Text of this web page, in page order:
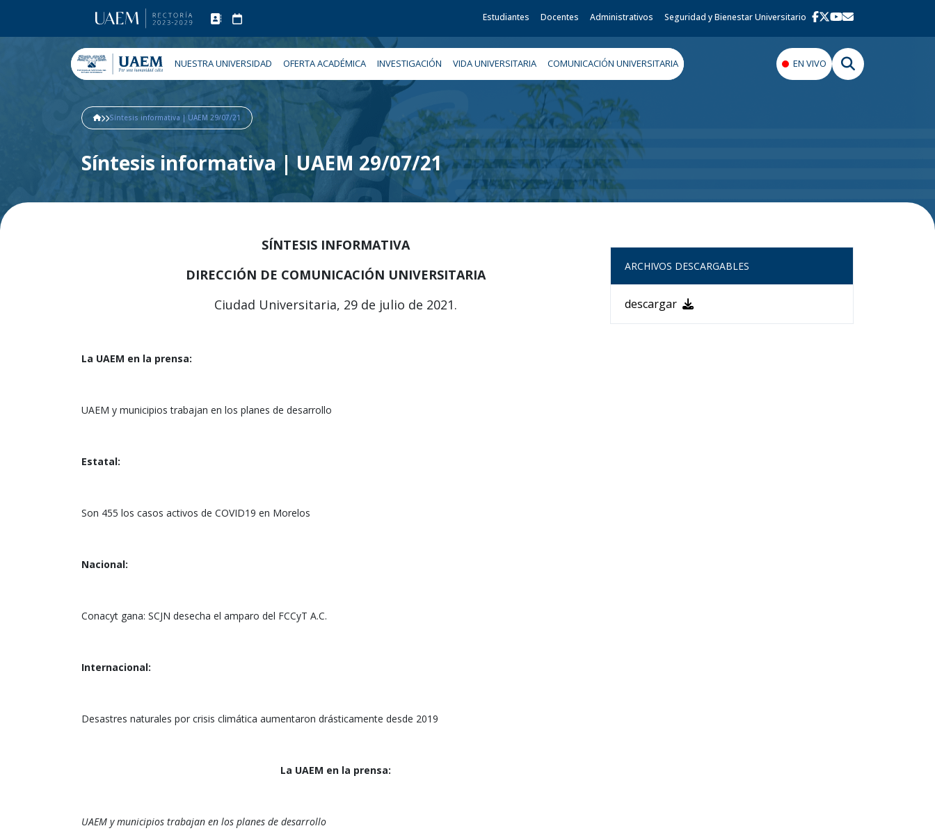
Estudiantes Docentes Administrativos Seguridad y Bienestar Universitario
NUESTRA UNIVERSIDAD OFERTA ACADÉMICA INVESTIGACIÓN VIDA UNIVERSITARIA COMUNICACIÓN UNIVERSITARIA EN VIVO
Síntesis informativa | UAEM 29/07/21
Síntesis informativa | UAEM 29/07/21
SÍNTESIS INFORMATIVA
DIRECCIÓN DE COMUNICACIÓN UNIVERSITARIA
Ciudad Universitaria, 29 de julio de 2021.
La UAEM en la prensa:
UAEM y municipios trabajan en los planes de desarrollo
Estatal:
Son 455 los casos activos de COVID19 en Morelos
Nacional:
Conacyt gana: SCJN desecha el amparo del FCCyT A.C.
Internacional:
Desastres naturales por crisis climática aumentaron drásticamente desde 2019
La UAEM en la prensa:
UAEM y municipios trabajan en los planes de desarrollo
ARCHIVOS DESCARGABLES
descargar